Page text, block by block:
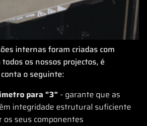
internas foram criadas com
os nossos projectos, é
o seguinte:
para "3" - garante que as
integridade estrutural suficiente
os seus componentes